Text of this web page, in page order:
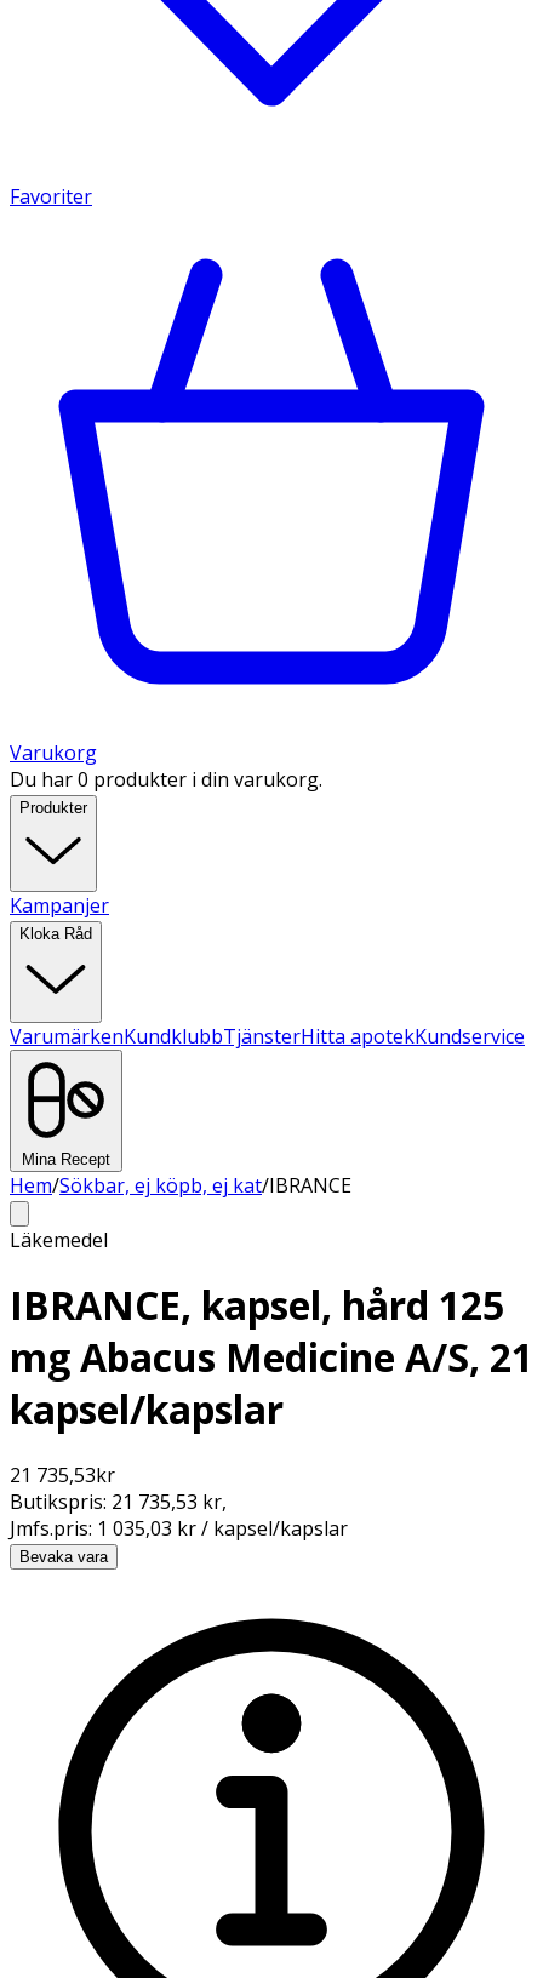
Favoriter
Varukorg
Du har 0 produkter i din varukorg.
Produkter
Kampanjer
Kloka Råd
VarumärkenKundklubbTjänsterHitta apotekKundservice
Mina Recept
Hem/Sökbar, ej köpb, ej kat/IBRANCE
Läkemedel
IBRANCE, kapsel, hård 125
mg Abacus Medicine A/S, 21
kapsel/kapslar
21 735,53kr
Butikspris: 21 735,53 kr,
Jmfs.pris: 1 035,03 kr / kapsel/kapslar
Bevaka vara